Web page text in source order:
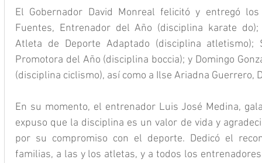
El Gobernador David Monreal felicitó y entregó
Fuentes, Entrenador del Año (disciplina karate
Atleta de Deporte Adaptado (disciplina atletismo);
Promotora del Año (disciplina boccia); y Domingo
(disciplina ciclismo), así como a Ilse Ariadna Guerrero,
En su momento, el entrenador Luis José Medina,
expuso que la disciplina es un valor de vida y
por su compromiso con el deporte. Dedicó el
familias, a las y los atletas, y a todos los